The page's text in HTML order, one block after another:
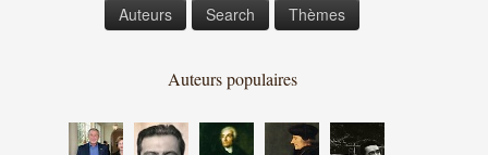
Auteurs Search Thèmes
Auteurs populaires